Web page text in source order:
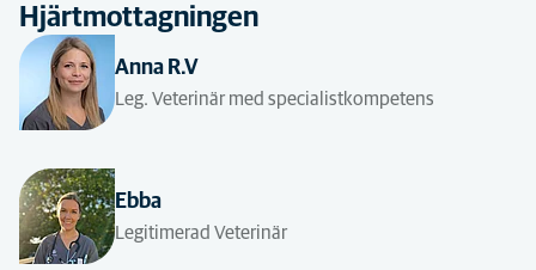
Hjärtmottagningen
Anna R.V
Leg. Veterinär med specialistkompetens
Ebba
Legitimerad Veterinär